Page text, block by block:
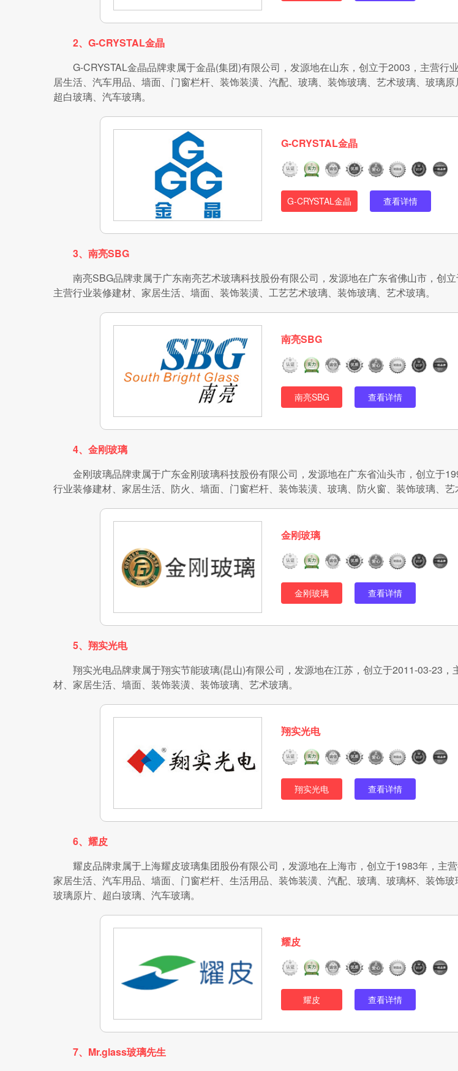
2、G-CRYSTAL金晶
G-CRYSTAL金晶品牌隶属于金晶(集团)有限公司，发源地在山东，创立于2003，主营行
居生活、汽车用品、墙面、门窗栏杆、装饰装潢、汽配、玻璃、装饰玻璃、艺术玻璃、玻璃原
超白玻璃、汽车玻璃。
G-CRYSTAL金晶
G-CRYSTAL金晶 查看详情
3、南亮SBG
南亮SBG品牌隶属于广东南亮艺术玻璃科技股份有限公司，发源地在广东省佛山市，创立
主营行业装修建材、家居生活、墙面、装饰装潢、工艺艺术玻璃、装饰玻璃、艺术玻璃。
南亮SBG
南亮SBG 查看详情
4、金刚玻璃
金刚玻璃品牌隶属于广东金刚玻璃科技股份有限公司，发源地在广东省汕头市，创立于
行业装修建材、家居生活、防火、墙面、门窗栏杆、装饰装潢、玻璃、防火窗、装饰玻璃、艺
金刚玻璃
金刚玻璃 查看详情
5、翔实光电
翔实光电品牌隶属于翔实节能玻璃(昆山)有限公司，发源地在江苏，创立于2011-03-23，
材、家居生活、墙面、装饰装潢、装饰玻璃、艺术玻璃。
翔实光电
翔实光电 查看详情
6、耀皮
耀皮品牌隶属于上海耀皮玻璃集团股份有限公司，发源地在上海市，创立于1983年，主营
家居生活、汽车用品、墙面、门窗栏杆、生活用品、装饰装潢、汽配、玻璃、玻璃杯、装饰玻
玻璃原片、超白玻璃、汽车玻璃。
耀皮
耀皮 查看详情
7、Mr.glass玻璃先生